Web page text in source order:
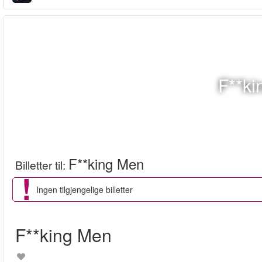
Billetter til: F**king Men
Ingen tilgjengelige billetter
F**king Men